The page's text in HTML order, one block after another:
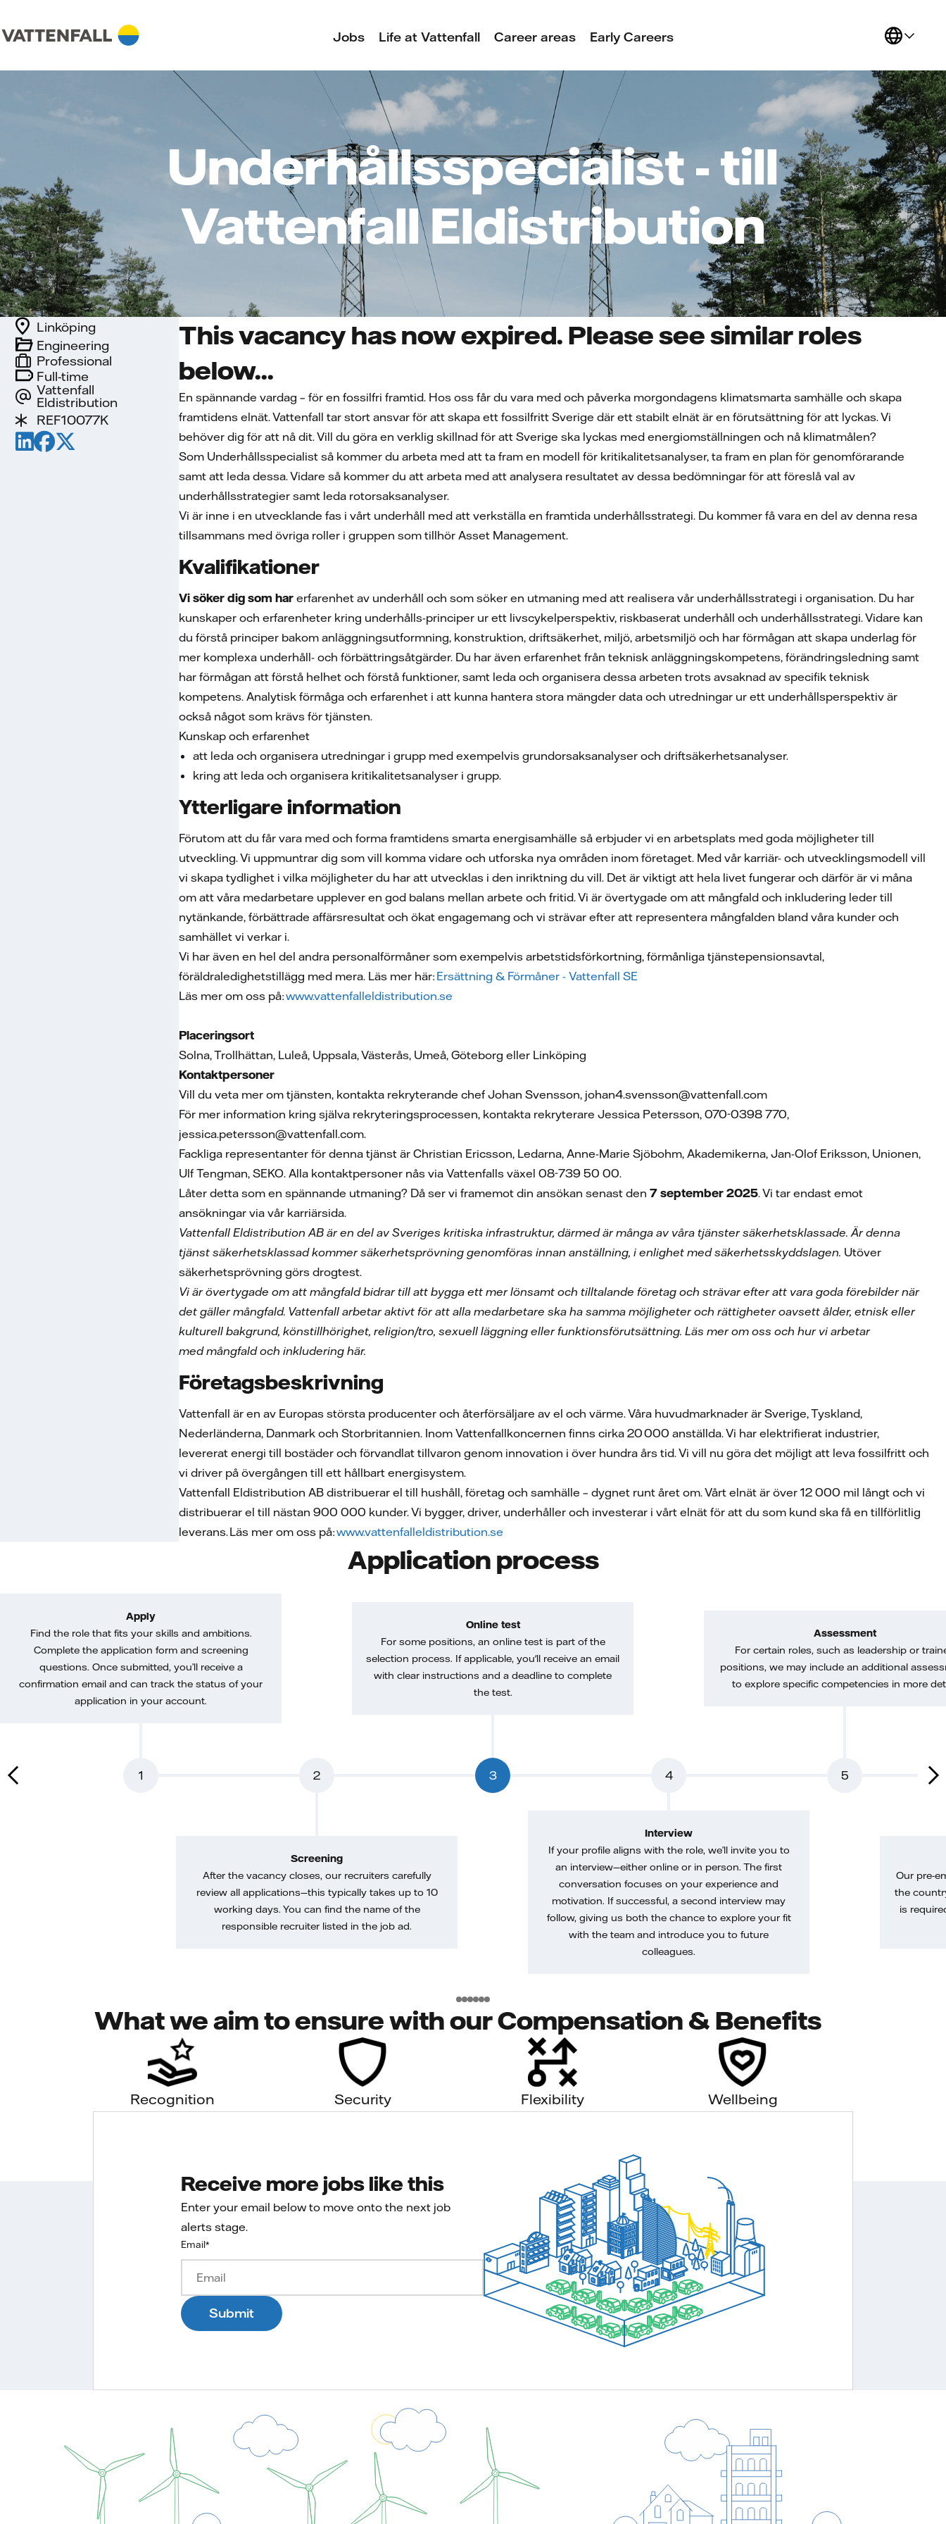
Jobs Life at Vattenfall Career areas Early Careers
Underhållsspecialist - till
Vattenfall Eldistribution
Full-time
Vattenfall
Eldistribution
Engineering
Linköping
Professional
REF10077K
This vacancy has now expired. Please see similar roles
below...
En spännande vardag – för en fossilfri framtid. Hos oss får du vara med och påverka morgondagens klimatsmarta samhälle och skapa
framtidens elnät. Vattenfall tar stort ansvar för att skapa ett fossilfritt Sverige där ett stabilt elnät är en förutsättning för att lyckas. Vi
behöver dig för att nå dit. Vill du göra en verklig skillnad för att Sverige ska lyckas med energiomställningen och nå klimatmålen?
Som Underhållsspecialist så kommer du arbeta med att ta fram en modell för kritikalitetsanalyser, ta fram en plan för genomförarande
samt att leda dessa. Vidare så kommer du att arbeta med att analysera resultatet av dessa bedömningar för att föreslå val av
underhållsstrategier samt leda rotorsaksanalyser.
Vi är inne i en utvecklande fas i vårt underhåll med att verkställa en framtida underhållsstrategi. Du kommer få vara en del av denna resa
tillsammans med övriga roller i gruppen som tillhör Asset Management.
Kvalifikationer
Vi söker dig som har erfarenhet av underhåll och som söker en utmaning med att realisera vår underhållsstrategi i organisation. Du har
kunskaper och erfarenheter kring underhålls-principer ur ett livscykelperspektiv, riskbaserat underhåll och underhållsstrategi. Vidare kan
du förstå principer bakom anläggningsutformning, konstruktion, driftsäkerhet, miljö, arbetsmiljö och har förmågan att skapa underlag för
mer komplexa underhåll- och förbättringsåtgärder. Du har även erfarenhet från teknisk anläggningskompetens, förändringsledning samt
har förmågan att förstå helhet och förstå funktioner, samt leda och organisera dessa arbeten trots avsaknad av specifik teknisk
kompetens. Analytisk förmåga och erfarenhet i att kunna hantera stora mängder data och utredningar ur ett underhållsperspektiv är
också något som krävs för tjänsten.
Kunskap och erfarenhet
att leda och organisera utredningar i grupp med exempelvis grundorsaksanalyser och driftsäkerhetsanalyser.
kring att leda och organisera kritikalitetsanalyser i grupp.
Ytterligare information
Förutom att du får vara med och forma framtidens smarta energisamhälle så erbjuder vi en arbetsplats med goda möjligheter till
utveckling. Vi uppmuntrar dig som vill komma vidare och utforska nya områden inom företaget. Med vår karriär- och utvecklingsmodell vill
vi skapa tydlighet i vilka möjligheter du har att utvecklas i den inriktning du vill. Det är viktigt att hela livet fungerar och därför är vi måna
om att våra medarbetare upplever en god balans mellan arbete och fritid. Vi är övertygade om att mångfald och inkludering leder till
nytänkande, förbättrade affärsresultat och ökat engagemang och vi strävar efter att representera mångfalden bland våra kunder och
samhället vi verkar i.
Vi har även en hel del andra personalförmåner som exempelvis arbetstidsförkortning, förmånliga tjänstepensionsavtal,
föräldraledighetstillägg med mera. Läs mer här: Ersättning & Förmåner - Vattenfall SE
Läs mer om oss på:www.vattenfalleldistribution.se
Placeringsort
Solna, Trollhättan, Luleå, Uppsala, Västerås, Umeå, Göteborg eller Linköping
Kontaktpersoner
Vill du veta mer om tjänsten, kontakta rekryterande chef Johan Svensson, johan4.svensson@vattenfall.com
För mer information kring själva rekryteringsprocessen, kontakta rekryterare Jessica Petersson, 070-0398 770,
jessica.petersson@vattenfall.com.
Fackliga representanter för denna tjänst är Christian Ericsson, Ledarna, Anne-Marie Sjöbohm, Akademikerna, Jan-Olof Eriksson, Unionen,
Ulf Tengman, SEKO. Alla kontaktpersoner nås via Vattenfalls växel 08-739 50 00.
Låter detta som en spännande utmaning? Då ser vi framemot din ansökan senast den 7 september 2025. Vi tar endast emot
ansökningar via vår karriärsida.
Vattenfall Eldistribution AB är en del av Sveriges kritiska infrastruktur, därmed är många av våra tjänster säkerhetsklassade. Är denna
tjänst säkerhetsklassad kommer säkerhetsprövning genomföras innan anställning, i enlighet med säkerhetsskyddslagen. Utöver
säkerhetsprövning görs drogtest.
Vi är övertygade om att mångfald bidrar till att bygga ett mer lönsamt och tilltalande företag och strävar efter att vara goda förebilder när
det gäller mångfald. Vattenfall arbetar aktivt för att alla medarbetare ska ha samma möjligheter och rättigheter oavsett ålder, etnisk eller
kulturell bakgrund, könstillhörighet, religion/tro, sexuell läggning eller funktionsförutsättning. Läs mer om oss och hur vi arbetar
medmångfald och inkludering här.
Företagsbeskrivning
Vattenfall är en av Europas största producenter och återförsäljare av el och värme. Våra huvudmarknader är Sverige, Tyskland,
Nederländerna, Danmark och Storbritannien. Inom Vattenfallkoncernen finns cirka 20 000 anställda. Vi har elektrifierat industrier,
levererat energi till bostäder och förvandlat tillvaron genom innovation i över hundra års tid. Vi vill nu göra det möjligt att leva fossilfritt och
vi driver på övergången till ett hållbart energisystem.
Vattenfall Eldistribution AB distribuerar el till hushåll, företag och samhälle – dygnet runt året om. Vårt elnät är över 12 000 mil långt och vi
distribuerar el till nästan 900 000 kunder. Vi bygger, driver, underhåller och investerar i vårt elnät för att du som kund ska få en tillförlitlig
leverans. Läs mer om oss på:www.vattenfalleldistribution.se
Application process
1
Apply
Find the role that fits your skills and ambitions.
Complete the application form and screening
questions. Once submitted, you’ll receive a
confirmation email and can track the status of your
application in your account.
2
Screening
After the vacancy closes, our recruiters carefully
review all applications—this typically takes up to 10
working days. You can find the name of the
responsible recruiter listed in the job ad.
3
Online test
For some positions, an online test is part of the
selection process. If applicable, you'll receive an email
with clear instructions and a deadline to complete
the test.
4
Interview
If your profile aligns with the role, we’ll invite you to
an interview—either online or in person. The first
conversation focuses on your experience and
motivation. If successful, a second interview may
follow, giving us both the chance to explore your fit
with the team and introduce you to future
colleagues.
5
Assessment
For certain roles, such as leadership or
positions, we may include an additional
to explore specific competencies in more
Our pre-
the
is
What we aim to ensure with our Compensation & Benefits
Recognition Security Flexibility Wellbeing
Receive more jobs like this
Enter your email below to move onto the next job
alerts stage.
Email*
Submit